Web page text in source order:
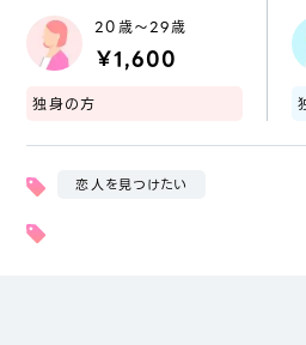
20歳～29歳
￥1,600
独身の方
恋人を見つけたい